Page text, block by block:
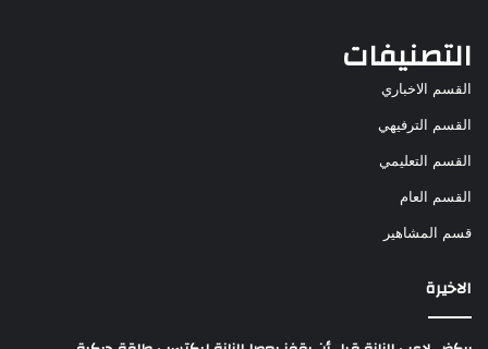
التصنيفات
القسم الاخباري
القسم الترفيهي
القسم التعليمي
القسم العام
قسم المشاهير
الاخيرة